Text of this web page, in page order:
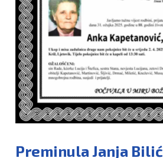
Preminula Janja Bilić